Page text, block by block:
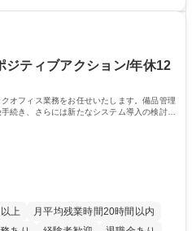
ジティブアクション/年休12
オフィス業務をお任せいたします。備品管理
続き、さらには新たなシステム導入の検討ま
上
月平均残業時間20時間以内